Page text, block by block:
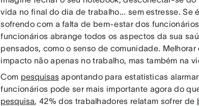
vida no final do dia de trabalho... sem estresse. Se
sofrendo com a falta de bem-estar dos
funcionários abrange todos os aspectos da sua
pensados, como o senso de comunidade.
impacto não apenas no trabalho, mas também na
Com pesquisas apontando para estatísticas
funcionários pode ser mais importante agora do
pesquisa, 42% dos trabalhadores relatam sofrer de